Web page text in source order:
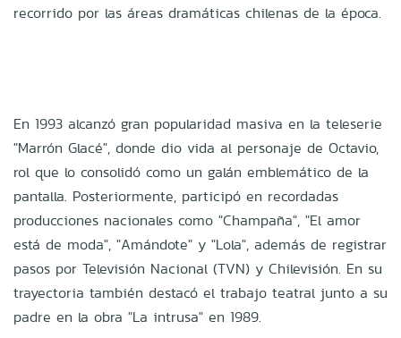
recorrido por las áreas dramáticas chilenas de la época.
En 1993 alcanzó gran popularidad masiva en la teleserie
"Marrón Glacé", donde dio vida al personaje de Octavio,
rol que lo consolidó como un galán emblemático de la
pantalla. Posteriormente, participó en recordadas
producciones nacionales como "Champaña", "El amor
está de moda", "Amándote" y "Lola", además de registrar
pasos por Televisión Nacional (TVN) y Chilevisión. En su
trayectoria también destacó el trabajo teatral junto a su
padre en la obra "La intrusa" en 1989.